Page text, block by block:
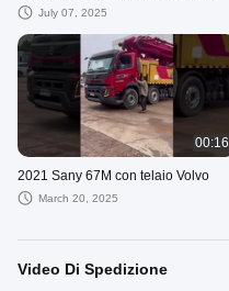
Zoomlion 63M con Telaio Mercedes-
July 07, 2025
00:16
2021 Sany 67M con telaio Volvo
March 20, 2025
Video Di Spedizione